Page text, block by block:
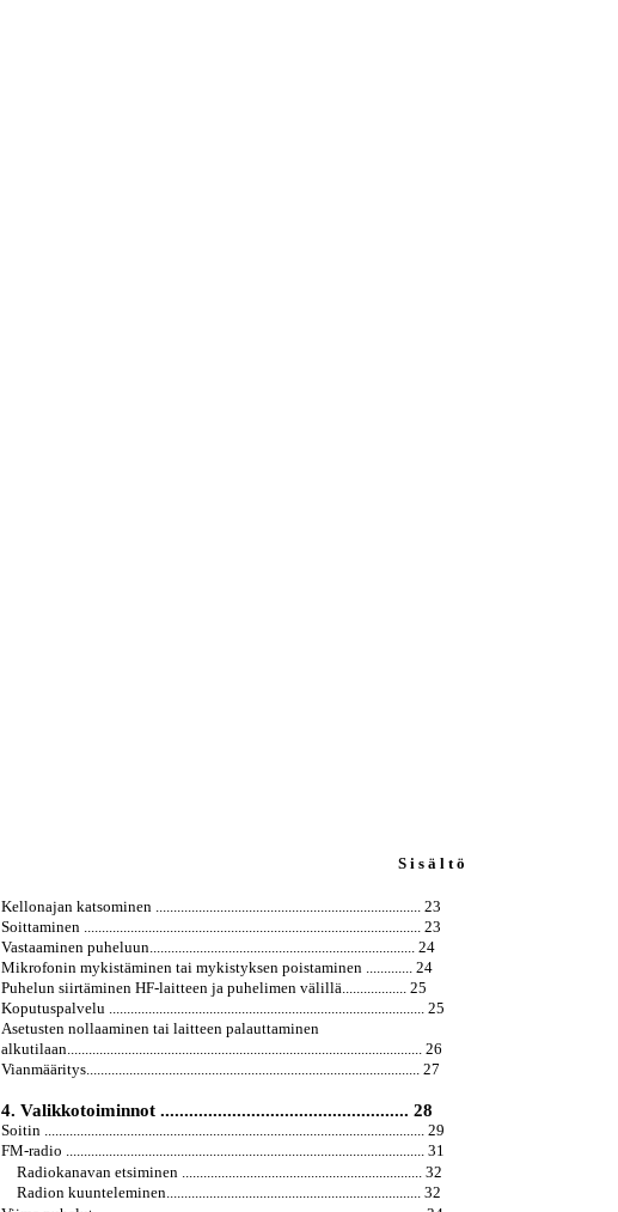
S i s ä l t ö
Kellonajan katsominen .......................................................................... 23
Soittaminen .............................................................................................. 23
Vastaaminen puheluun.......................................................................... 24
Mikrofonin mykistäminen tai mykistyksen poistaminen ............. 24
Puhelun siirtäminen HF-laitteen ja puhelimen välillä.................. 25
Koputuspalvelu ........................................................................................ 25
Asetusten nollaaminen tai laitteen palauttaminen
alkutilaan................................................................................................... 26
Vianmääritys............................................................................................. 27
4. Valikkotoiminnot .................................................... 28
Soitin .......................................................................................................... 29
FM-radio .................................................................................................... 31
Radiokanavan etsiminen ................................................................... 32
Radion kuunteleminen....................................................................... 32